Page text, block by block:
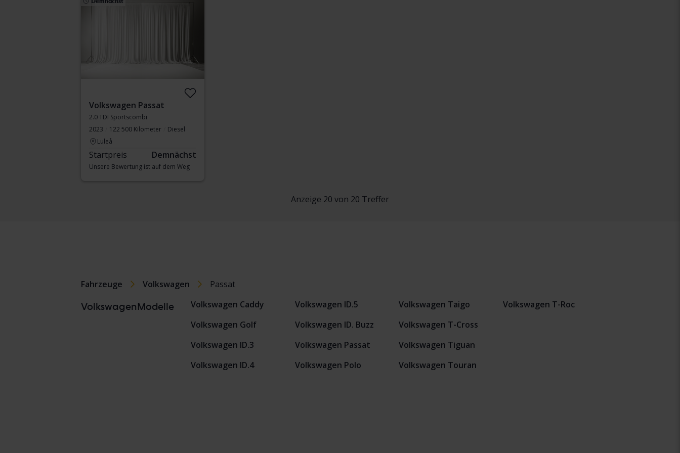
Volkswagen Passat
2.0 TDI Sportscombi
2023
122 500 Kilometer
Diesel
Luleå
Startpreis Demnächst
Unsere Bewertung ist auf dem Weg
Anzeige 20 von 20 Treffer
Fahrzeuge Volkswagen Passat
VolkswagenModelle
Volkswagen Caddy
Volkswagen Golf
Volkswagen ID.3
Volkswagen ID.4
Volkswagen ID.5
Volkswagen ID. Buzz
Volkswagen Passat
Volkswagen Polo
Volkswagen Taigo
Volkswagen T-Cross
Volkswagen Tiguan
Volkswagen Touran
Volkswagen T-Roc